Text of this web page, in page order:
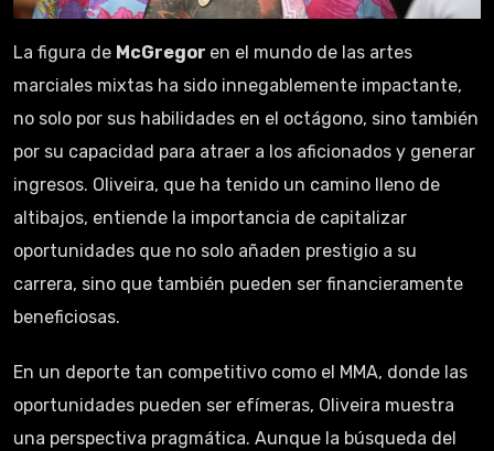
La figura de McGregor en el mundo de las artes
marciales mixtas ha sido innegablemente impactante,
no solo por sus habilidades en el octágono, sino también
por su capacidad para atraer a los aficionados y generar
ingresos. Oliveira, que ha tenido un camino lleno de
altibajos, entiende la importancia de capitalizar
oportunidades que no solo añaden prestigio a su
carrera, sino que también pueden ser financieramente
beneficiosas.
En un deporte tan competitivo como el MMA, donde las
oportunidades pueden ser efímeras, Oliveira muestra
una perspectiva pragmática. Aunque la búsqueda del